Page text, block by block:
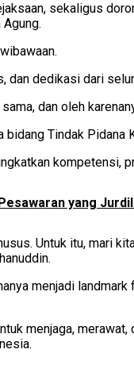
sekaligus
dan dedikasi dari
dan oleh
Tindak Pidana
yang
Untuk itu, mari
menjadi
menjaga,